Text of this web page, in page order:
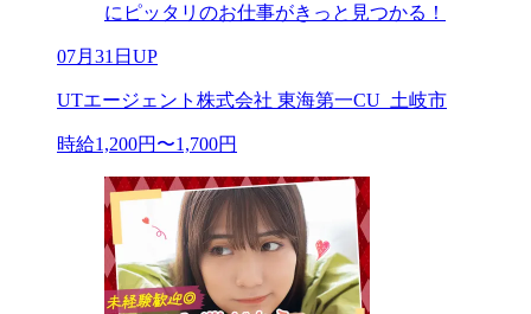
にピッタリのお仕事がきっと見つかる！
07月31日UP
UTエージェント株式会社 東海第一CU_土岐市
時給1,200円〜1,700円